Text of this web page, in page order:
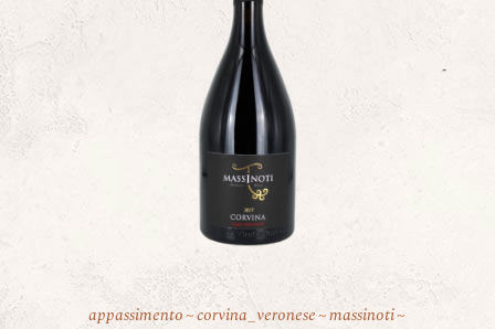
massinoti
corvina_veronese corvinone